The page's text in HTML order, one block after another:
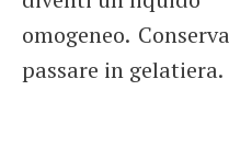
omogeneo.
passare in gelatiera.